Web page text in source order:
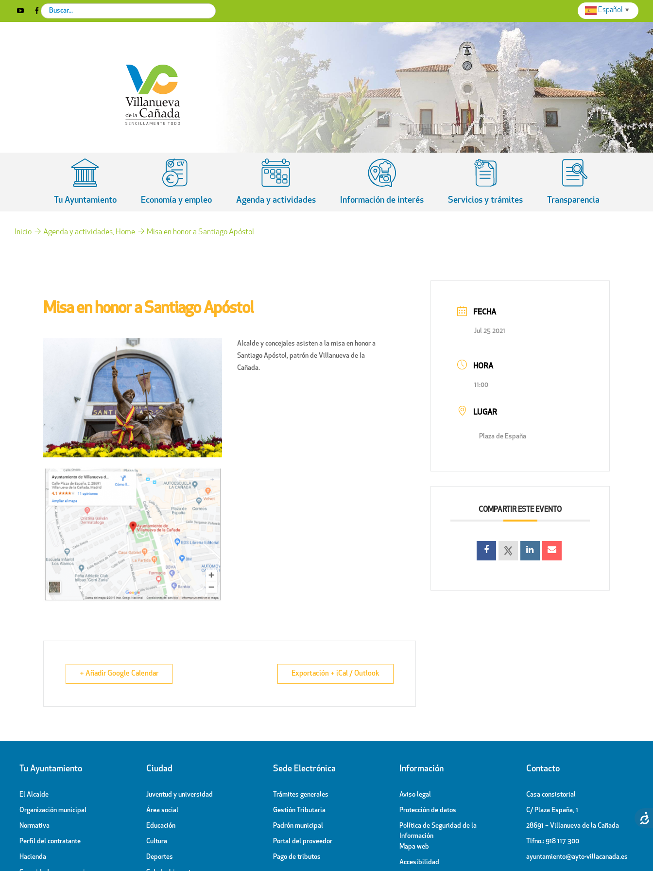
YouTubeFacebookInstagram
X
Search
for:
Tu Ayuntamiento Economía y empleo Agenda y actividades Información de interés Servicios y trámites Transparencia
Inicio Agenda y actividades Home Misa en honor a Santiago Apóstol
Misa en honor a Santiago Apóstol
Alcalde y concejales asisten a la misa en honor a
Santiago Apóstol, patrón de Villanueva de la
Cañada.
+ Añadir Google Calendar Exportación + iCal / Outlook
FECHA
Jul 25 2021
HORA
11:00
LUGAR
Plaza de España
COMPARTIR ESTE EVENTO
Tu Ayuntamiento
El Alcalde
Organización municipal
Normativa
Perfil del contratante
Hacienda
Ciudad
Juventud y universidad
Área social
Educación
Cultura
Deportes
Sede Electrónica
Trámites generales
Gestión Tributaria
Padrón municipal
Portal del proveedor
Pago de tributos
Información
Aviso legal
Protección de datos
Política de Seguridad de la
Información
Mapa web
Accesibilidad
Contacto
Casa consistorial
C/ Plaza España, 1
28691 – Villanueva de la Cañada
Tlfno.: 918 117 300
ayuntamiento@ayto-villacanada.es
Español ▼